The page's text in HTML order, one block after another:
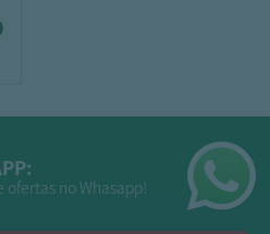
ofertas no Whasapp!